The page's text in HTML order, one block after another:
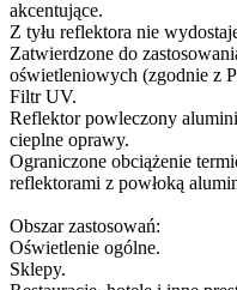
akcentujące.
Z tyłu reflektora nie
Zatwierdzone do
oświetleniowych (zgodnie z
Filtr UV.
Reflektor powleczony
cieplne oprawy.
Ograniczone obciążenie
reflektorami z powłoką
Obszar zastosowań:
Oświetlenie ogólne.
Sklepy.